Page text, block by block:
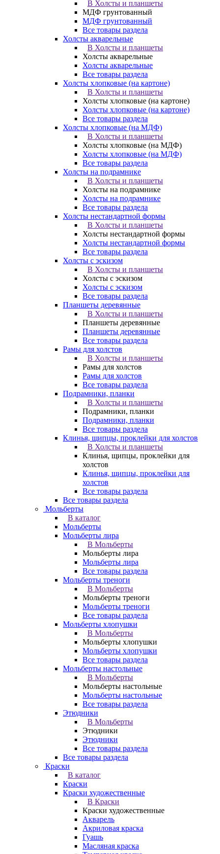
В Холсты и планшеты
МДФ грунтованный
МДФ грунтованный
Все товары раздела
Холсты акварельные
В Холсты и планшеты
Холсты акварельные
Холсты акварельные
Все товары раздела
Холсты хлопковые (на картоне)
В Холсты и планшеты
Холсты хлопковые (на картоне)
Холсты хлопковые (на картоне)
Все товары раздела
Холсты хлопковые (на МДФ)
В Холсты и планшеты
Холсты хлопковые (на МДФ)
Холсты хлопковые (на МДФ)
Все товары раздела
Холсты на подрамнике
В Холсты и планшеты
Холсты на подрамнике
Холсты на подрамнике
Все товары раздела
Холсты нестандартной формы
В Холсты и планшеты
Холсты нестандартной формы
Холсты нестандартной формы
Все товары раздела
Холсты с эскизом
В Холсты и планшеты
Холсты с эскизом
Холсты с эскизом
Все товары раздела
Планшеты деревянные
В Холсты и планшеты
Планшеты деревянные
Планшеты деревянные
Все товары раздела
Рамы для холстов
В Холсты и планшеты
Рамы для холстов
Рамы для холстов
Все товары раздела
Подрамники, планки
В Холсты и планшеты
Подрамники, планки
Подрамники, планки
Все товары раздела
Клинья, щипцы, проклейки для холстов
В Холсты и планшеты
Клинья, щипцы, проклейки для
холстов
Клинья, щипцы, проклейки для
холстов
Все товары раздела
Все товары раздела
Мольберты
В каталог
Мольберты
Мольберты лира
В Мольберты
Мольберты лира
Мольберты лира
Все товары раздела
Мольберты треноги
В Мольберты
Мольберты треноги
Мольберты треноги
Все товары раздела
Мольберты хлопушки
В Мольберты
Мольберты хлопушки
Мольберты хлопушки
Все товары раздела
Мольберты настольные
В Мольберты
Мольберты настольные
Мольберты настольные
Все товары раздела
Этюдники
В Мольберты
Этюдники
Этюдники
Все товары раздела
Все товары раздела
Краски
В каталог
Краски
Краски художественные
В Краски
Краски художественные
Акварель
Акриловая краска
Гуашь
Масляная краска